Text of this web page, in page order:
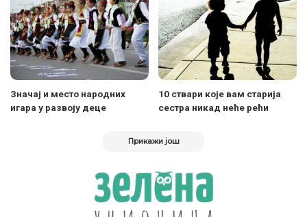
Значај и место народних
игара у развоју деце
10 ствари које вам старија
сестра никад неће рећи
Прикажи још